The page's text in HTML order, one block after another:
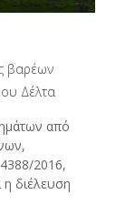
βαρέων
Δέλτα
από
2016,
διέλευση